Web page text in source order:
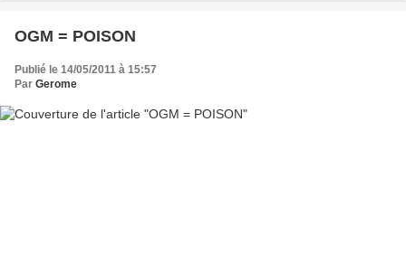
OGM = POISON
Publié le 14/05/2011 à 15:57
Par Gerome